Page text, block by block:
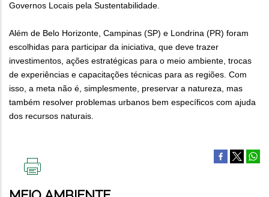
Governos Locais pela Sustentabilidade.
Além de Belo Horizonte, Campinas (SP) e Londrina (PR) foram
escolhidas para participar da iniciativa, que deve trazer
investimentos, ações estratégicas para o meio ambiente, trocas
de experiências e capacitações técnicas para as regiões. Com
isso, a meta não é, simplesmente, preservar a natureza, mas
também resolver problemas urbanos bem específicos com ajuda
dos recursos naturais.
ESTA